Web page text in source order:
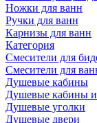
Ножки для ванн
Ручки для ванн
Карнизы для ванн
Категория
Смесители для
Смесители для
Душевые кабины
Душевые кабины
Душевые уголки
Душевые двери